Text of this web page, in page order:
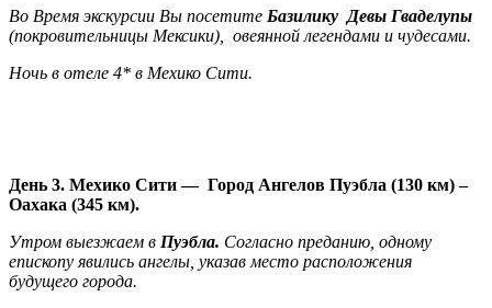
Во Время экскурсии Вы посетите Базилику Девы Гваделупы
(покровительницы Мексики), овеянной легендами и чудесами.
Ночь в отеле 4* в Мехико Сити.
День 3. Мехико Сити — Город Ангелов Пуэбла (130 км) –
Оахака (345 км).
Утром выезжаем в Пуэбла. Согласно преданию, одному
епископу явились ангелы, указав место расположения
будущего города.